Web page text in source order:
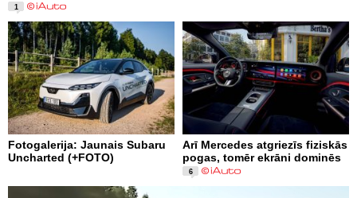
1
Fotogalerija: Jaunais Subaru
Uncharted (+FOTO)
Arī Mercedes atgriezīs fiziskās
pogas, tomēr ekrāni dominēs
6